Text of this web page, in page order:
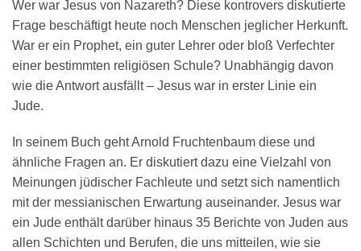
Wer war Jesus von Nazareth? Diese kontrovers diskutierte
Frage beschäftigt heute noch Menschen jeglicher Herkunft.
War er ein Prophet, ein guter Lehrer oder bloß Verfechter
einer bestimmten religiösen Schule? Unabhängig davon
wie die Antwort ausfällt – Jesus war in erster Linie ein
Jude.
In seinem Buch geht Arnold Fruchtenbaum diese und
ähnliche Fragen an. Er diskutiert dazu eine Vielzahl von
Meinungen jüdischer Fachleute und setzt sich namentlich
mit der messianischen Erwartung auseinander. Jesus war
ein Jude enthält darüber hinaus 35 Berichte von Juden aus
allen Schichten und Berufen, die uns mitteilen, wie sie